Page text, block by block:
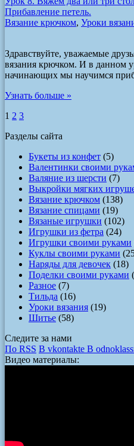
Прибавление петель.
Вязание крючком, Уроки
Здравствуйте, уважаемые
вязания крючком. И в данном
начинающих мы научимся
Узнать больше »
1 2 3
Разделы сайта
Букеты из конфет (5)
Валентинки своими
Валяние из шерсти (7)
Выкройки мягких
Вязание крючком (138)
Вязание спицами (19)
Вязаные игрушки (102)
Игрушки из фетра (24)
Игрушки своими руками
Куклы своими руками
Наряды для девочек (18)
Поделки своими руками
Разное (7)
Тильда (16)
Уроки вязания (19)
Шитье (58)
Следите за нами
По RSS В vkontakte В
Видео материалы: